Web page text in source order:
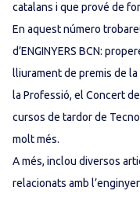
catalans i que prové de
En aquest número
d’ENGINYERS BCN:
lliurament de premis de la
la Professió, el Concert
cursos de tardor de
molt més.
A més, inclou diversos
relacionats amb